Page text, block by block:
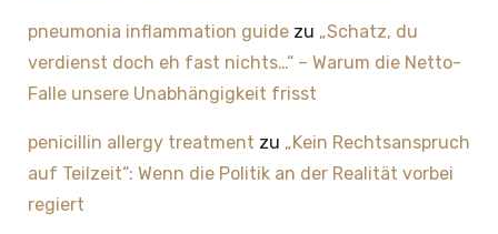
pneumonia inflammation guidezu „Schatz, du
verdienst doch eh fast nichts…“ – Warum die Netto-
Falle unsere Unabhängigkeit frisst
penicillin allergy treatment zu „Kein Rechtsanspruch
auf Teilzeit“: Wenn die Politik an der Realität vorbei
regiert